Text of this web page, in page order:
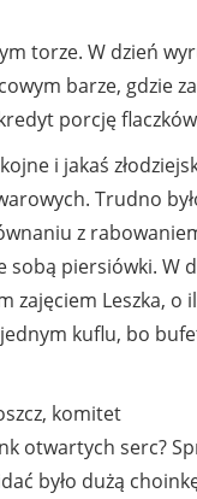
torze. W dzień
barze, gdzie
porcję
i jakaś
Trudno
z
sobą piersiówki. W
zajęciem Leszka, o
kuflu, bo
komitet
otwartych serc?
było dużą